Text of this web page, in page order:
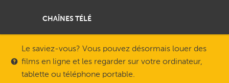
CHAÎNES TÉLÉ
Le saviez-vous? Vous pouvez désormais louer des
films en ligne et les regarder sur votre ordinateur,
tablette ou téléphone portable.